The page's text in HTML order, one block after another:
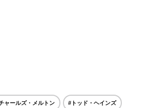
ャールズ・メルトン #トッド・ヘインズ